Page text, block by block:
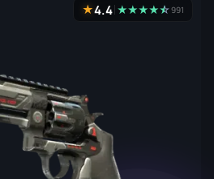
★4.4 ★★★★★
☆991